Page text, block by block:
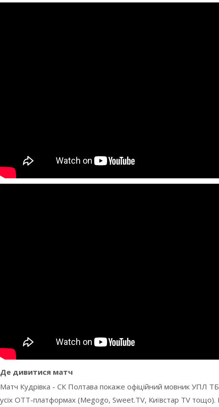
Де дивитися матч
Матч Кудрівка - СК Полтава покаже офіційний мовник УПЛ
усіх OTT-платформах (Megogo, Sweet.TV, Київстар TV